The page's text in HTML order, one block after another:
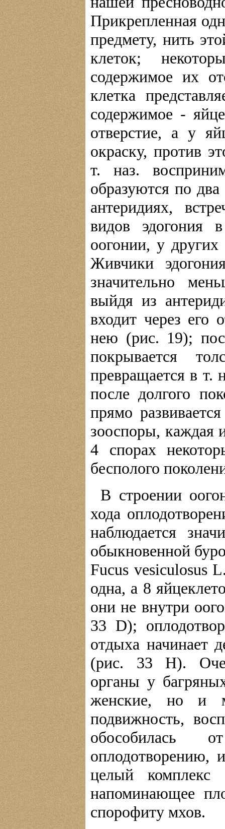
Прикрепленная
предмету, нить
клеток;
содержимое их
клетка
содержимое -
отверстие, а у
окраску, против
т. наз.
образуются по
антеридиях,
видов эдогония
оогонии, у
Живчики
значительно
выйдя из
входит через его
нею (рис. 19);
покрывается
превращается в т.
после долгого
прямо
зооспоры, каждая
4 спорах
бесполого
В строении
хода
наблюдается
обыкновенной
Fucus vesiculosus
одна, а 8
они не внутри
33 D);
отдыха начинает
(рис. 33 Н).
органы у
женские, но и
подвижность,
обособилась
оплодотворению,
целый комплекс
напоминающее
спорофиту мхов.